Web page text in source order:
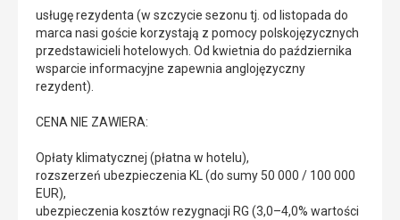
usługę rezydenta (w szczycie sezonu tj. od listopada do
marca nasi goście korzystają z pomocy polskojęzycznych
przedstawicieli hotelowych. Od kwietnia do października
wsparcie informacyjne zapewnia anglojęzyczny
rezydent).
CENA NIE ZAWIERA:
Opłaty klimatycznej (płatna w hotelu),
rozszerzeń ubezpieczenia KL (do sumy 50 000 / 100 000
EUR),
ubezpieczenia kosztów rezygnacji RG (3,0–4,0% wartości